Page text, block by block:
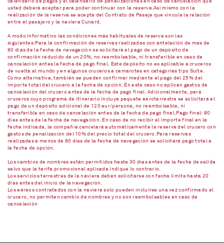
usted deberá aceptar para poder continuar con la reserva.Así mismo con la
realización de la reserva se acepta del Contrato de Pasaje que vincula la relación
entre el pasajero y la naviera Cunard.
A modo informativo las condiciones más habituales de reserva son las
siguientes:Para la confirmación de reservas realizadas con antelación de mas de
80 días de la fecha de navegación se solicitará el pago de un depósito de
confirmación reducido de un 20%, no reembolsable, ni transferible en caso de
cancelación antes la fecha de pago final. Este depósito no es aplicable a cruceros
de vuelta al mundo y en algunos cruceros a camarotes en categorías tipo Suite.
Como alternativa, también se pueden confirmar mediante el pago del 25% del
importe total del crucero a la fecha de opción. En este caso no aplican gastos de
cancelación del crucero antes de la fecha de pago final. Adicionalmente, para
cruceros cuyo programa de itinerario incluya paquete aeroterrestre se solicitará el
pago de un depósito adicional de 120 eur/persona, no reembolsable, ni
transferible en caso de cancelación antes de la fecha de pago final.Pago final: 80
días antes de la fecha de navegación. En caso de no recibir el importe final en la
fecha indicada, la compañía cancelará automáticamente la reserva del crucero con
gastos de penalización del 10% del precio total del crucero.Para reservas
realizadas a menos de 80 días de la fecha de navegación se solicitará pago total a
la fecha de opción.
Los cambios de nombres están permitidos hasta 30 días antes de la fecha de salida
salvo que la tarifa promocional aplicada indique lo contrario.
Los servicios terrestres de la naviera deben solicitarse con fecha límite hasta 20
días antes del inicio de la navegación.
Los aéreos contratados con la naviera solo pueden incluirse una vez confirmado el
crucero, no permiten cambio de nombres y no son reembolsables en caso de
cancelación